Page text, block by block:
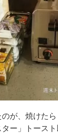
が、焼けた
ー」トース